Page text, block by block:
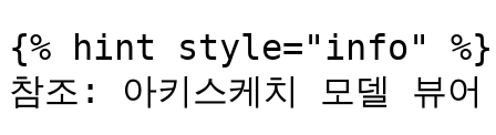
{% hint style="info" %}
참조: 아키스케치 모델 뷰